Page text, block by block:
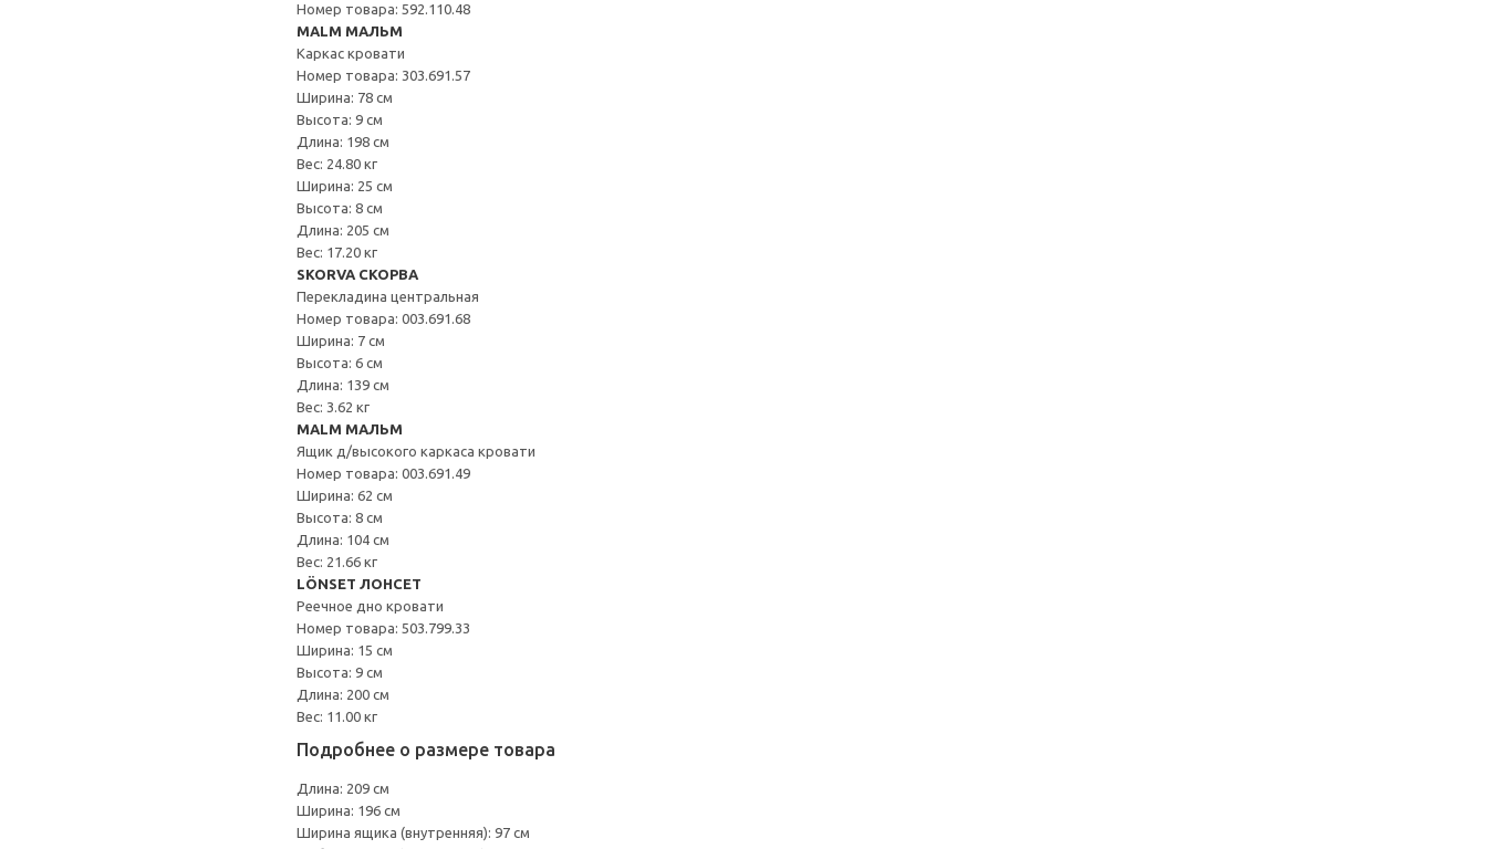
Номер товара: 592.110.48
MALM МАЛЬМ
Каркас кровати
Номер товара: 303.691.57
Ширина: 78 см
Высота: 9 см
Длина: 198 см
Вес: 24.80 кг
Ширина: 25 см
Высота: 8 см
Длина: 205 см
Вес: 17.20 кг
SKORVA СКОРВА
Перекладина центральная
Номер товара: 003.691.68
Ширина: 7 см
Высота: 6 см
Длина: 139 см
Вес: 3.62 кг
MALM МАЛЬМ
Ящик д/высокого каркаса кровати
Номер товара: 003.691.49
Ширина: 62 см
Высота: 8 см
Длина: 104 см
Вес: 21.66 кг
LÖNSET ЛОНСЕТ
Реечное дно кровати
Номер товара: 503.799.33
Ширина: 15 см
Высота: 9 см
Длина: 200 см
Вес: 11.00 кг
Подробнее о размере товара
Длина: 209 см
Ширина: 196 см
Ширина ящика (внутренняя): 97 см